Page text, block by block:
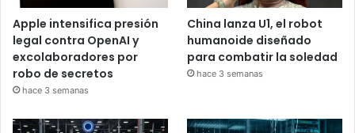
Apple intensifica presión
legal contra OpenAI y
excolaboradores por
robo de secretos
hace 3 semanas
China lanza U1, el robot
humanoide diseñado
para combatir la soledad
hace 3 semanas